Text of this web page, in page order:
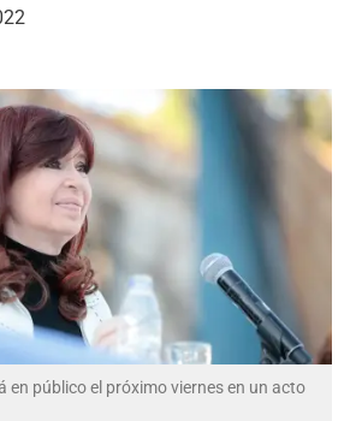
en público el próximo viernes en un acto